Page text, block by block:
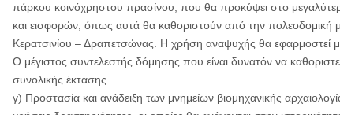
πάρκου κοινόχρηστου πρασίνου, που θα προκύψει στο
και εισφορών, όπως αυτά θα καθοριστούν από την
Κερατσινίου – Δραπετσώνας. Η χρήση αναψυχής θα εφαρμοστεί
Ο μέγιστος συντελεστής δόμησης που είναι δυνατόν να
συνολικής έκτασης.
γ) Προστασία και ανάδειξη των μνημείων βιομηχανικής